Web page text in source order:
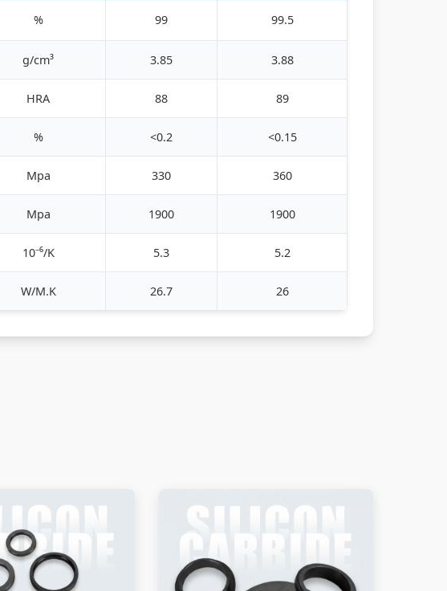
% 99 99.5
g/cm³ 3.85 3.88
HRA 88 89
% <0.2 <0.15
Mpa 330 360
Mpa 1900 1900
10⁻⁶/K 5.3 5.2
W/M.K 26.7 26